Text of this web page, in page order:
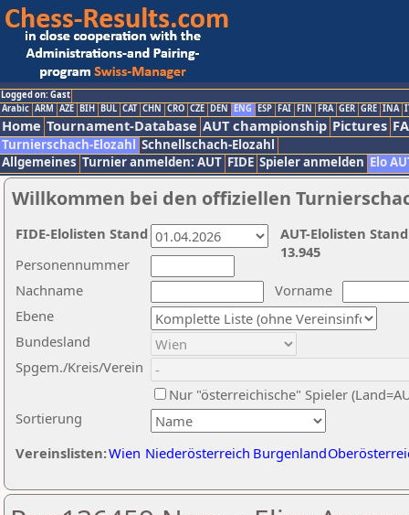
Logged on: Gast
Arabic ARM AZE BIH BUL CAT CHN CRO CZE DEN ENG ESP FAI FIN FRA GER GRE INA
Home Tournament-Database AUT championship Pictures
Turnierschach-Elozahl Schnellschach-Elozahl
Allgemeines Turnier anmelden: AUT FIDE Spieler anmelden Elo
Willkommen bei den offiziellen
Nachname
Vorname
Ebene
Sortierung
Personennummer
Bundesland
Spgem./Kreis/Verein
Nur "österreichische" Spieler
Vereinslisten:Wien Niederösterreich Burgenland
AUT-Elolisten
13.945
FIDE-Elolisten Stand